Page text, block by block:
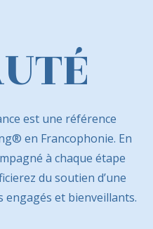
est une référence
en Francophonie. En
à chaque étape
du soutien d’une
et bienveillants.